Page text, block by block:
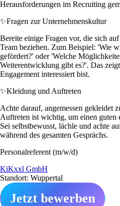
Herausforderungen im Recruiting
✨Fragen zur Unternehmenskultur
Bereite einige Fragen vor, die sich
Team beziehen. Zum Beispiel: 'Wie
gefördert?' oder 'Welche
Weiterentwicklung gibt es?'. Das
Engagement interessiert bist.
✨Kleidung und Auftreten
Achte darauf, angemessen gekleidet
Auftreten ist wichtig, um einen guten
Sei selbstbewusst, lächle und achte
während des gesamten Gesprächs.
Personalreferent (m/w/d)
KiKxxl GmbH
Standort: Wuppertal
Jetzt bewerben